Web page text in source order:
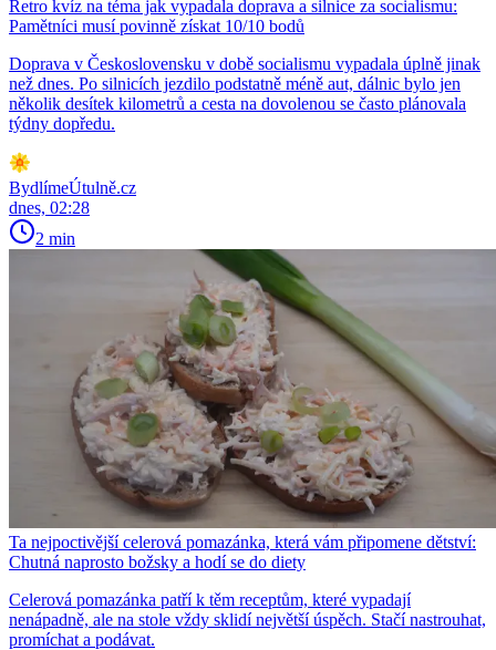
Retro kvíz na téma jak vypadala doprava a silnice za socialismu:
Pamětníci musí povinně získat 10/10 bodů
Doprava v Československu v době socialismu vypadala úplně jinak
než dnes. Po silnicích jezdilo podstatně méně aut, dálnic bylo jen
několik desítek kilometrů a cesta na dovolenou se často plánovala
týdny dopředu.
BydlímeÚtulně.cz
dnes, 02:28
2 min
Ta nejpoctivější celerová pomazánka, která vám připomene dětství:
Chutná naprosto božsky a hodí se do diety
Celerová pomazánka patří k těm receptům, které vypadají
nenápadně, ale na stole vždy sklidí největší úspěch. Stačí nastrouhat,
promíchat a podávat.